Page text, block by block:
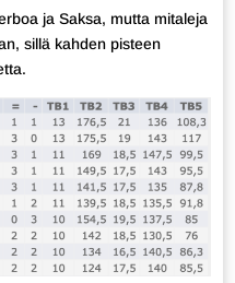
ja Saksa, mutta mitaleja
sillä kahden pisteen